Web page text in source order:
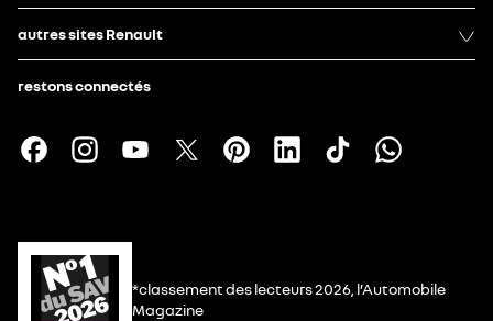
autres sites Renault
restons connectés
*classement des lecteurs 2026, l’Automobile
Magazine